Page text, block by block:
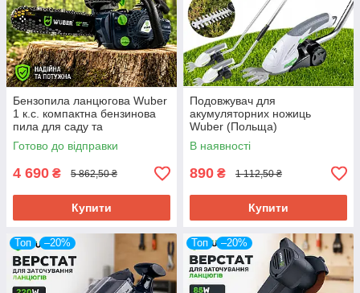
Бензопила ланцюгова Wuber
1 к.с. компактна бензинова
пила для саду та
господарства Польща
Готово до відправки
4 690 ₴ 5 862,50 ₴
Купити
Подовжувач для
акумуляторних ножиць
Wuber (Польща)
В наявності
890 ₴ 1 112,50 ₴
Купити
Топ –20% Топ –20%